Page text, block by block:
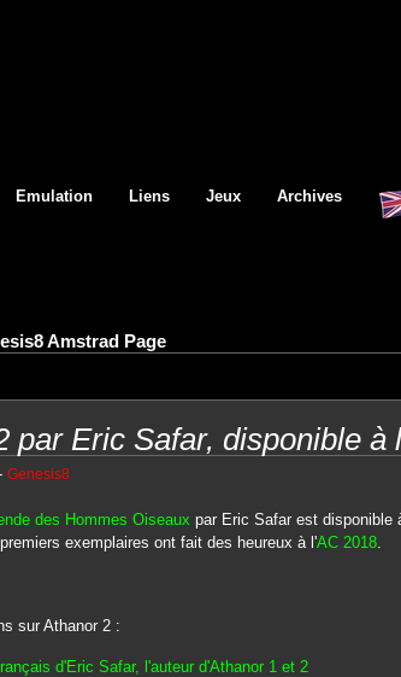
Emulation Liens Jeux Archives
Amstrad Page
par Eric Safar, disponible à
Genesis8
des Hommes Oiseaux par Eric Safar est disponible
exemplaires ont fait des heureux à l'AC 2018.
sur Athanor 2 :
d'Eric Safar, l'auteur d'Athanor 1 et 2